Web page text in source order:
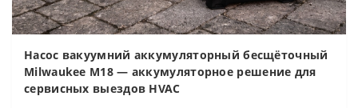
Насос вакуумний аккумуляторный бесщёточный
Milwaukee M18 — аккумуляторное решение для
сервисных выездов HVAC